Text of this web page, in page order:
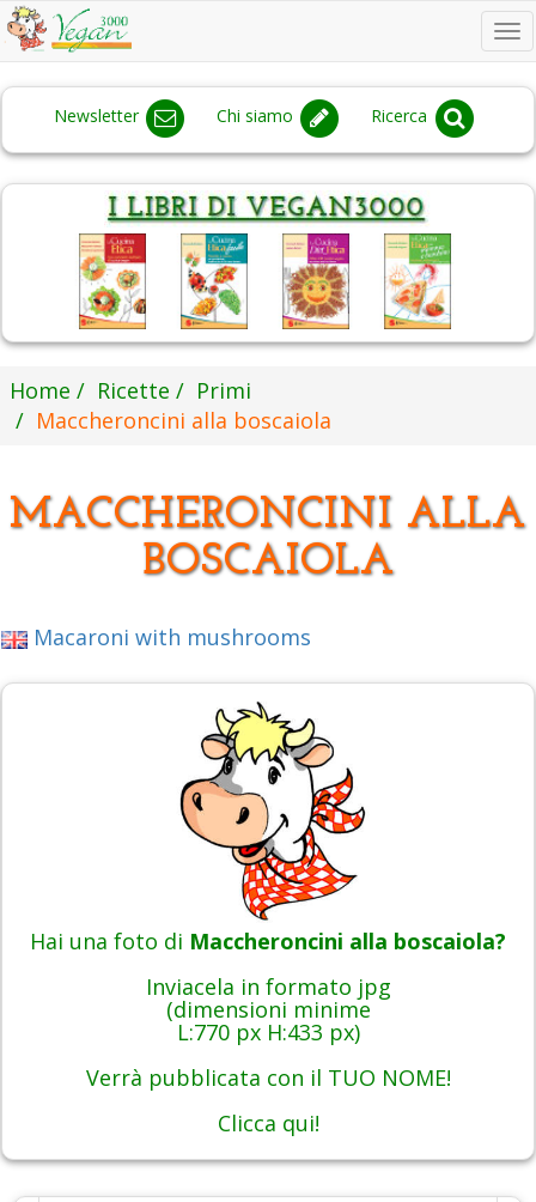
Newsletter Chi siamo Ricerca
Home Ricette
Primi
Maccheroncini alla boscaiola
MACCHERONCINI ALLA
BOSCAIOLA
Macaroni with mushrooms
Hai una foto di Maccheroncini alla boscaiola?
Inviacela in formato jpg
(dimensioni minime
L:770 px H:433 px)
Verrà pubblicata con il TUO NOME!
Clicca qui!